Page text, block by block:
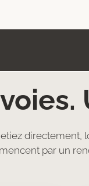
directement,
par un